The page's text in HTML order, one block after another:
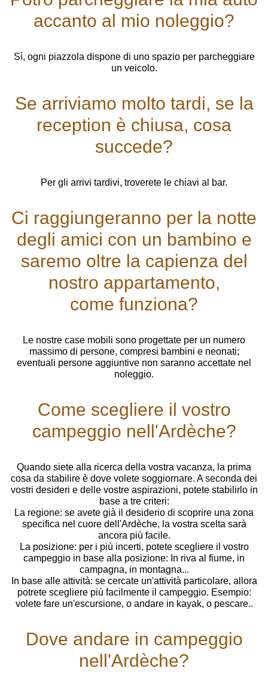
accanto al mio noleggio?
Sì, ogni piazzola dispone di uno spazio per parcheggiare
un veicolo.
Se arriviamo molto tardi, se la
reception è chiusa, cosa
succede?
Per gli arrivi tardivi, troverete le chiavi al bar.
Ci raggiungeranno per la notte
degli amici con un bambino e
saremo oltre la capienza del
nostro appartamento,
come funziona?
Le nostre case mobili sono progettate per un numero
massimo di persone, compresi bambini e neonati;
eventuali persone aggiuntive non saranno accettate nel
noleggio.
Come scegliere il vostro
campeggio nell'Ardèche?
Quando siete alla ricerca della vostra vacanza, la prima
cosa da stabilire è dove volete soggiornare. A seconda dei
vostri desideri e delle vostre aspirazioni, potete stabilirlo in
base a tre criteri:
La regione: se avete già il desiderio di scoprire una zona
specifica nel cuore dell'Ardèche, la vostra scelta sarà
ancora più facile.
La posizione: per i più incerti, potete scegliere il vostro
campeggio in base alla posizione: In riva al fiume, in
campagna, in montagna...
In base alle attività: se cercate un'attività particolare, allora
potrete scegliere più facilmente il campeggio. Esempio:
volete fare un'escursione, o andare in kayak, o pescare..
Dove andare in campeggio
nell'Ardèche?